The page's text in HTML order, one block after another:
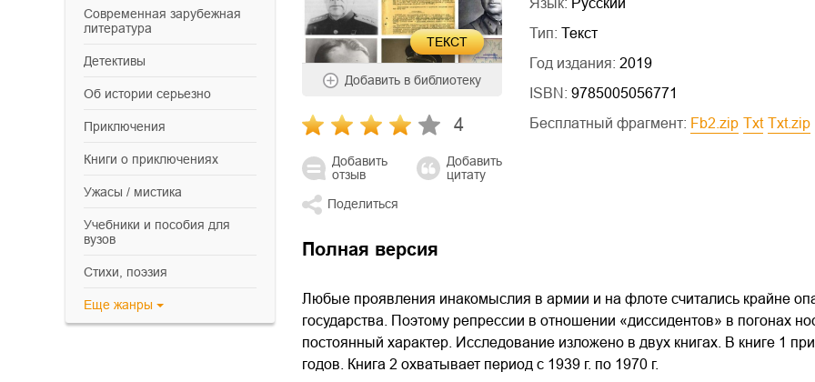
современная зарубежная
литература
детективы
об истории серьезно
приключения
книги о приключениях
ужасы / мистика
учебники и пособия для
вузов
cтихи, поэзия
Еще жанры
ТЕКСТ
Добавить в библиотеку
4
Добавить
отзыв
Добавить
цитату
Поделиться
Язык: Русский
Тип: Текст
Год издания: 2019
ISBN: 9785005056771
Бесплатный фрагмент:
fb2.zip txt txt.zip
Полная версия
Любые проявления инакомыслия в армии и на флоте считались крайне
государства. Поэтому репрессии в отношении «диссидентов» в погонах
постоянный характер. Исследование изложено в двух книгах. В книге 1
годов. Книга 2 охватывает период с 1939 г. по 1970 г.